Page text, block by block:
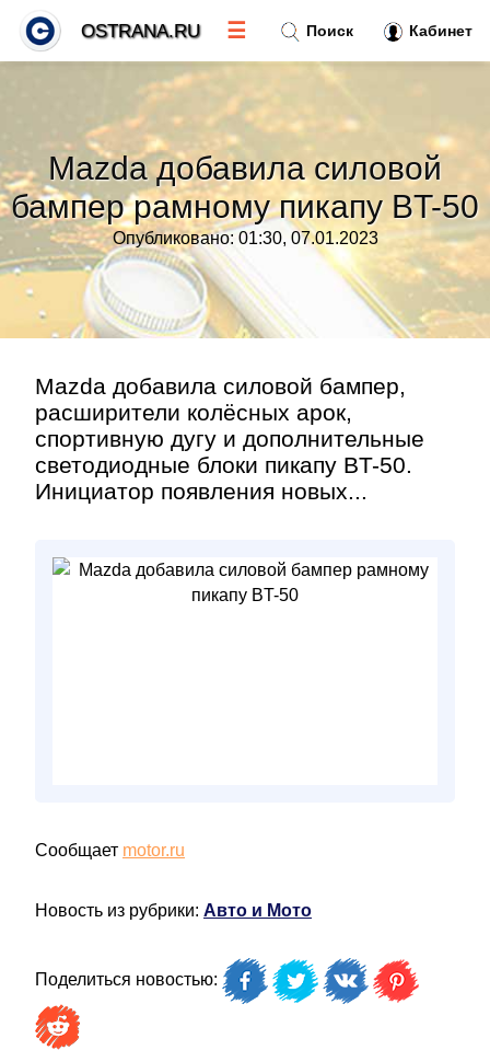
Mazda добавила силовой
бампер рамному пикапу BT-50
Опубликовано: 01:30, 07.01.2023
Mazda добавила силовой бампер,
расширители колёсных арок,
спортивную дугу и дополнительные
светодиодные блоки пикапу BT-50.
Инициатор появления новых...
Сообщает motor.ru
Новость из рубрики: Авто и Мото
Поделиться новостью:
Поиск Кабинет
OSTRANA.RU ☰
Тренды новостей»
Рубрики»
Правила»
Контакт »